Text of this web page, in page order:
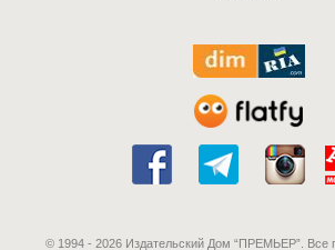
© 1994 - 2026 Издательский Дом “ПРЕМЬЕР”. Все